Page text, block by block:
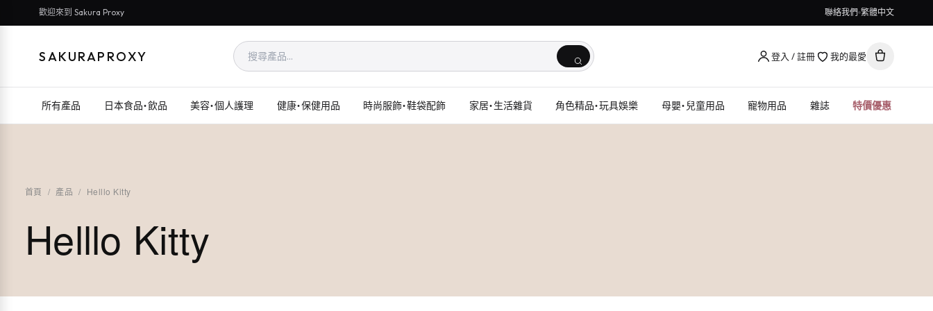
歡迎來到 Sakura Proxy 聯絡我們 繁體中文
SAKURAPROXY 登入 / 註冊 我的最愛
所有產品 日本食品・飲品 美容・個人護理 健康・保健用品 時尚服飾・鞋袋配飾 家居・生活雜貨 角色精品・玩具娛樂 母嬰・兒童用品 寵物用品 雜誌 特價優惠
首頁 / 產品 / Helllo Kitty
Helllo Kitty